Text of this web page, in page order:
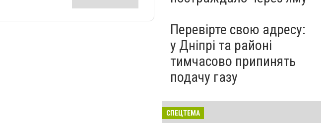
Перевірте свою адресу:
у Дніпрі та районі
тимчасово припинять
подачу газу
СПЕЦТЕМА